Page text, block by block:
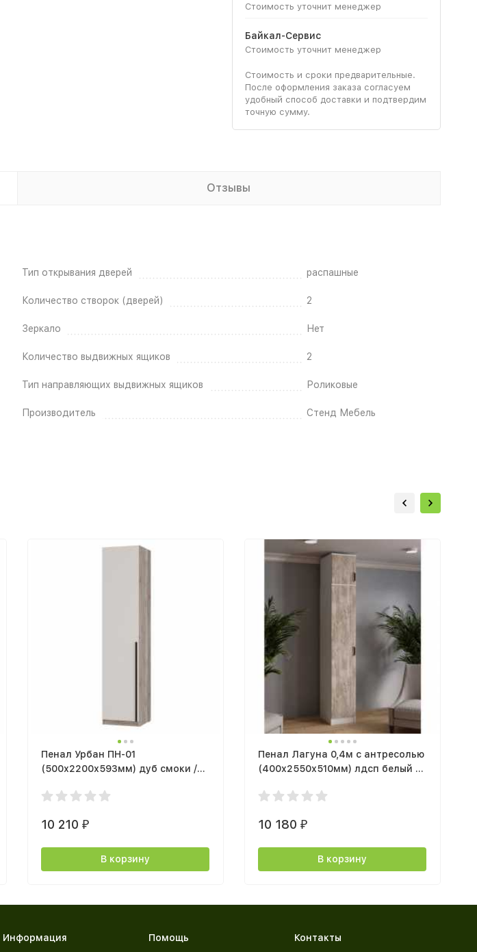
Стоимость уточнит менеджер
Байкал-Сервис
Стоимость уточнит менеджер
Стоимость и сроки предварительные.
После оформления заказа согласуем
удобный способ доставки и подтвердим
точную сумму.
Отзывы
Тип открывания дверей распашные
Количество створок (дверей) 2
Зеркало Нет
Количество выдвижных ящиков 2
Тип направляющих выдвижных ящиков Роликовые
Производитель Стенд Мебель
Пенал Урбан ПН-01
(500х2200х593мм) дуб смоки /
10 210 ₽
В корзину
Пенал Лагуна 0,4м с антресолью
(400х2550х510мм) лдсп белый /
10 180 ₽
В корзину
Информация Помощь Контакты